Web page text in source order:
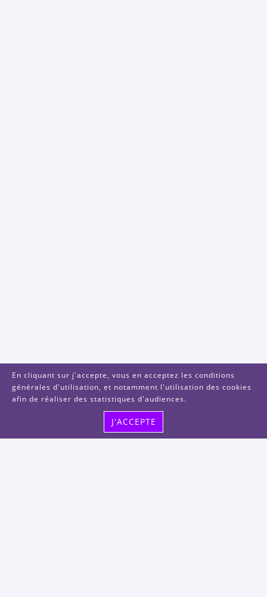
En cliquant sur j'accepte, vous en acceptez les conditions
générales d'utilisation, et notamment l'utilisation des cookies
afin de réaliser des statistiques d'audiences.
J'ACCEPTE